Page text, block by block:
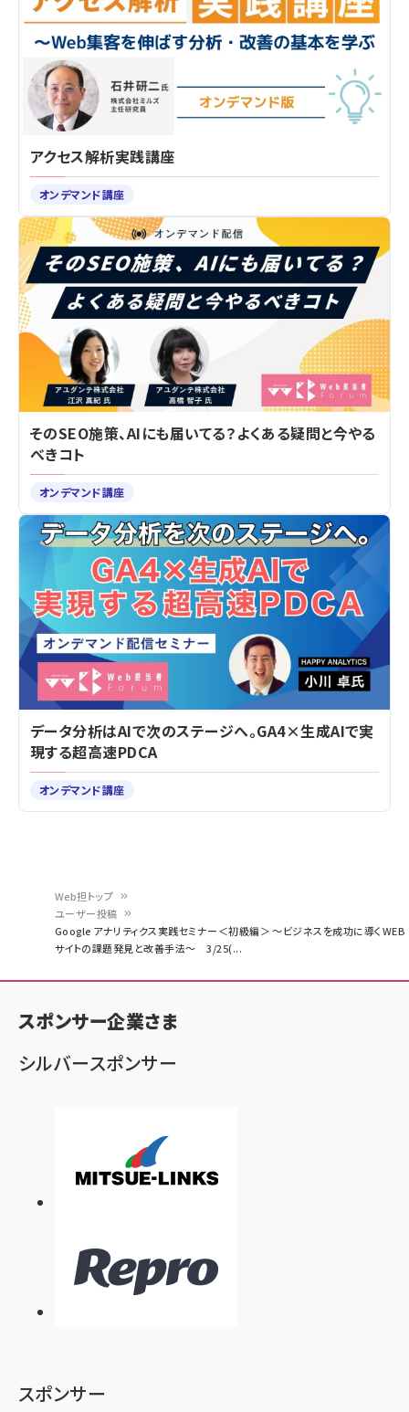
く
ず
Web担トップ
ユーザー投稿
Google アナリティクス実践セミナー＜初級編＞ ～ビジネスを成功に導くWEB
サイトの課題発見と改善手法～ 3/25(...
アクセス解析実践講座
オンデマンド講座
そのSEO施策、AIにも届いてる？よくある疑問と今やる
べきコト
オンデマンド講座
データ分析はAIで次のステージへ。GA4×生成AIで実
現する超高速PDCA
オンデマンド講座
スポンサー企業さま
シルバースポンサー
スポンサー